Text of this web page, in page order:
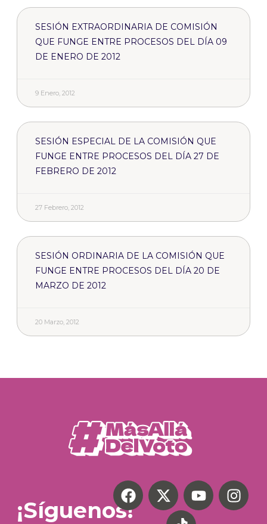
SESIÓN EXTRAORDINARIA DE COMISIÓN
QUE FUNGE ENTRE PROCESOS DEL DÍA 09
DE ENERO DE 2012
9 Enero, 2012
SESIÓN ESPECIAL DE LA COMISIÓN QUE
FUNGE ENTRE PROCESOS DEL DÍA 27 DE
FEBRERO DE 2012
27 Febrero, 2012
SESIÓN ORDINARIA DE LA COMISIÓN QUE
FUNGE ENTRE PROCESOS DEL DÍA 20 DE
MARZO DE 2012
20 Marzo, 2012
¡Síguenos!